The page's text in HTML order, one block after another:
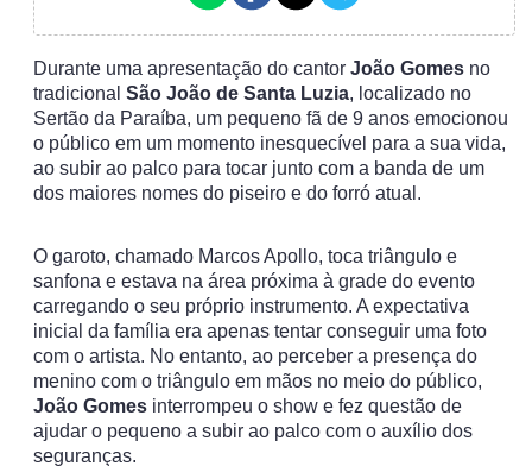
Durante uma apresentação do cantor João Gomes no
tradicional São João de Santa Luzia, localizado no
Sertão da Paraíba, um pequeno fã de 9 anos emocionou
o público em um momento inesquecível para a sua vida,
ao subir ao palco para tocar junto com a banda de um
dos maiores nomes do piseiro e do forró atual.
O garoto, chamado Marcos Apollo, toca triângulo e
sanfona e estava na área próxima à grade do evento
carregando o seu próprio instrumento. A expectativa
inicial da família era apenas tentar conseguir uma foto
com o artista. No entanto, ao perceber a presença do
menino com o triângulo em mãos no meio do público,
João Gomes interrompeu o show e fez questão de
ajudar o pequeno a subir ao palco com o auxílio dos
seguranças.